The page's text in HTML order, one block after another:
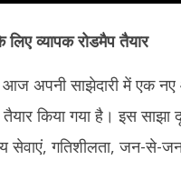
व्यापक रोडमैप तैयार
आज अपनी साझेदारी में एक
किया गया है। इस साझा
सेवाएं, गतिशीलता, जन-से-